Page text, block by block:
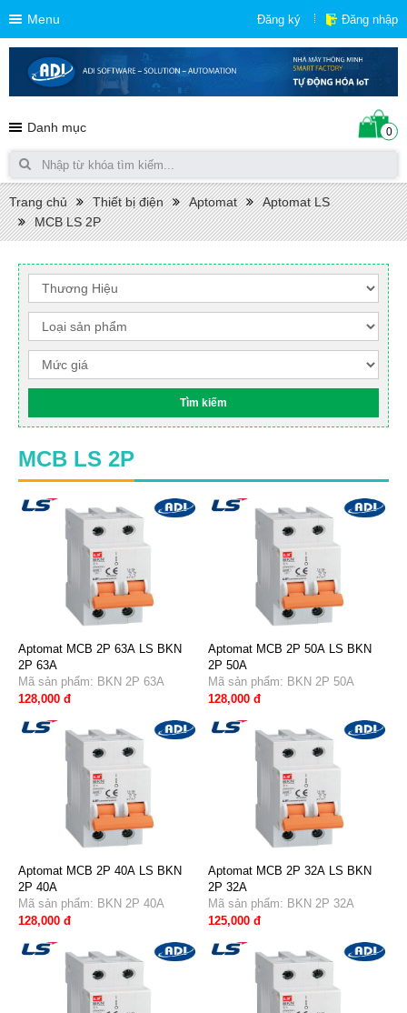
Menu Đăng ký Đăng nhập
Danh mục 0
Trang chủ Thiết bị điện Aptomat
Aptomat LS
MCB LS 2P
MCB LS 2P
Aptomat MCB 2P 63A LS BKN
2P 63A
Mã sản phẩm: BKN 2P 63A
128,000 đ
Aptomat MCB 2P 50A LS BKN
2P 50A
Mã sản phẩm: BKN 2P 50A
128,000 đ
Aptomat MCB 2P 40A LS BKN
2P 40A
Mã sản phẩm: BKN 2P 40A
128,000 đ
Aptomat MCB 2P 32A LS BKN
2P 32A
Mã sản phẩm: BKN 2P 32A
125,000 đ